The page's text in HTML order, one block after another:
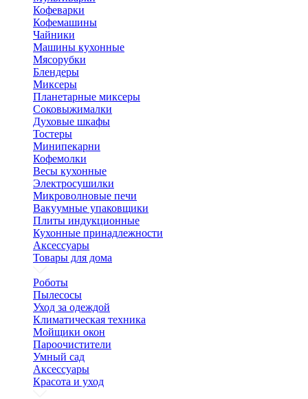
Кофеварки
Кофемашины
Чайники
Машины кухонные
Мясорубки
Блендеры
Миксеры
Планетарные миксеры
Соковыжималки
Духовые шкафы
Тостеры
Минипекарни
Кофемолки
Весы кухонные
Электросушилки
Микроволновые печи
Вакуумные упаковщики
Плиты индукционные
Кухонные принадлежности
Аксессуары
Товары для дома
Роботы
Пылесосы
Уход за одеждой
Климатическая техника
Мойщики окон
Пароочистители
Умный сад
Аксессуары
Красота и уход